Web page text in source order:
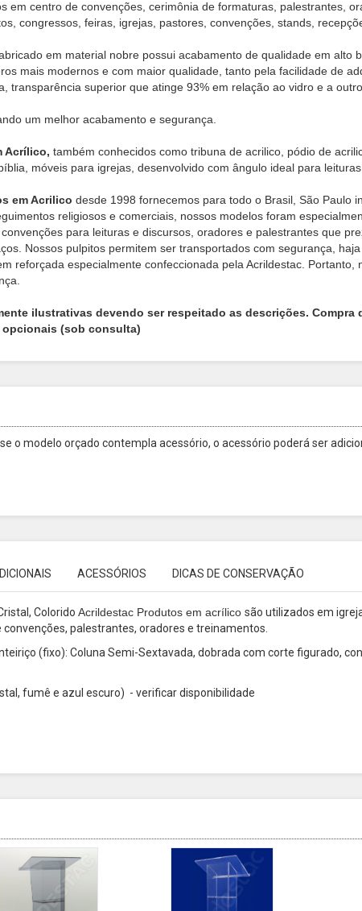
em centro de convenções, cerimônia de formaturas, palestrantes,
congressos, feiras, igrejas, pastores, convenções, stands,
em material nobre possui acabamento de qualidade em alto
mais modernos e com maior qualidade, tanto pela facilidade de
transparência superior que atinge 93% em relação ao vidro e a
um melhor acabamento e segurança.
Acrílico, também conhecidos como tribuna de acrilico, pódio de
móveis para igrejas, desenvolvido com ângulo ideal para leituras
em Acrilico desde 1998 fornecemos para todo o Brasil, São Paulo
religiosos e comerciais, nossos modelos foram
para leituras e discursos, oradores e palestrantes que
Nossos pulpitos permitem ser transportados com segurança,
reforçada especialmente confeccionada pela Acrildestac. Portanto,
ilustrativas devendo ser respeitado as descrições. Compra
(sob consulta)
o modelo orçado contempla acessório, o acessório poderá ser
ACESSÓRIOS DICAS DE CONSERVAÇÃO
Colorido Acrildestac Produtos em acrílico são utilizados em
palestrantes, oradores e treinamentos.
(fixo): Coluna Semi-Sextavada, dobrada com corte figurado,
fumê e azul escuro) - verificar disponibilidade